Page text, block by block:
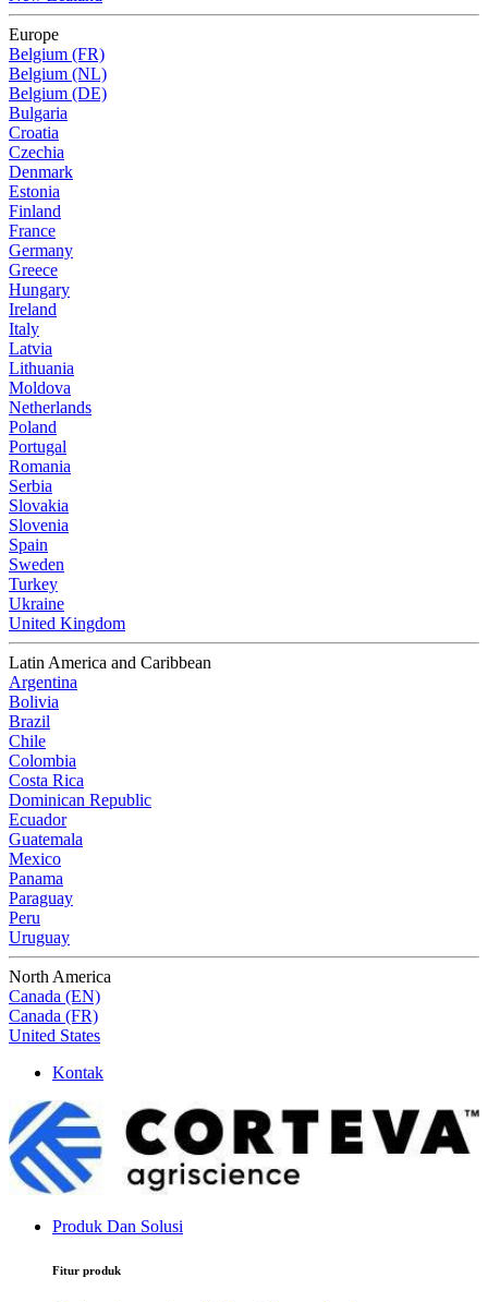
Europe
Belgium (FR)
Belgium (NL)
Belgium (DE)
Bulgaria
Croatia
Czechia
Denmark
Estonia
Finland
France
Germany
Greece
Hungary
Ireland
Italy
Latvia
Lithuania
Moldova
Netherlands
Poland
Portugal
Romania
Serbia
Slovakia
Slovenia
Spain
Sweden
Turkey
Ukraine
United Kingdom
Latin America and Caribbean
Argentina
Bolivia
Brazil
Chile
Colombia
Costa Rica
Dominican Republic
Ecuador
Guatemala
Mexico
Panama
Paraguay
Peru
Uruguay
North America
Canada (EN)
Canada (FR)
United States
Kontak
Produk Dan Solusi
Fitur produk